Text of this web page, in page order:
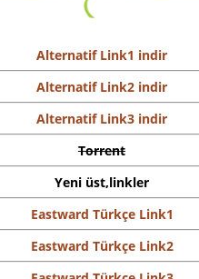
Alternatif Link1 indir
Alternatif Link2 indir
Alternatif Link3 indir
Torrent
Yeni üst,linkler
Eastward Türkçe Link1
Eastward Türkçe Link2